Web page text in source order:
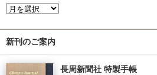
新刊のご案内
長周新聞社 特製手帳